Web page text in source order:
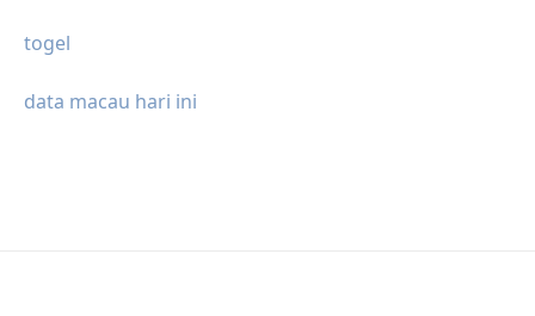
togel
data macau hari ini